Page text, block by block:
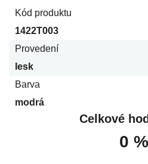
Kód produktu
1422T003
Provedení
lesk
Barva
modrá
Celkové
0 %